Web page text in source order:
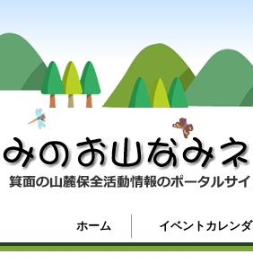
ホーム イベントカレン